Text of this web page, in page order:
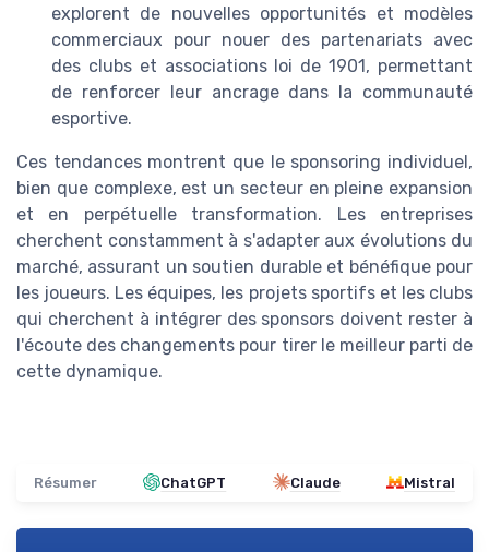
explorent de nouvelles opportunités et modèles
commerciaux pour nouer des partenariats avec
des clubs et associations loi de 1901, permettant
de renforcer leur ancrage dans la communauté
esportive.
Ces tendances montrent que le sponsoring individuel,
bien que complexe, est un secteur en pleine expansion
et en perpétuelle transformation. Les entreprises
cherchent constamment à s'adapter aux évolutions du
marché, assurant un soutien durable et bénéfique pour
les joueurs. Les équipes, les projets sportifs et les clubs
qui cherchent à intégrer des sponsors doivent rester à
l'écoute des changements pour tirer le meilleur parti de
cette dynamique.
Résumer ChatGPT Claude Mistral